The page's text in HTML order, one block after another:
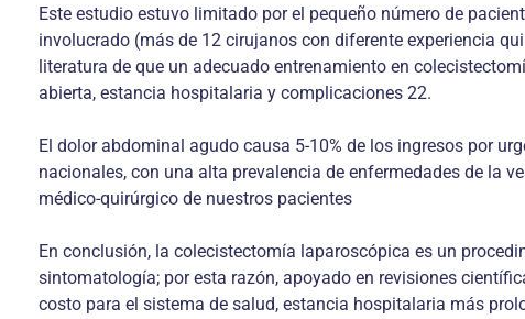
Este estudio estuvo limitado por el pequeño número de
involucrado (más de 12 cirujanos con diferente experiencia
literatura de que un adecuado entrenamiento en
abierta, estancia hospitalaria y complicaciones 22.
El dolor abdominal agudo causa 5-10% de los ingresos por
nacionales, con una alta prevalencia de enfermedades de la
médico-quirúrgico de nuestros pa­cientes
En conclusión, la colecistectomía laparoscó­pica es un
sinto­matología; por esta razón, apoyado en revisiones
costo para el sistema de salud, estancia hospitalaria más